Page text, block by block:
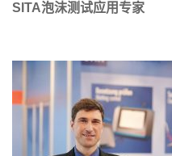
SITA泡沫测试应用专家